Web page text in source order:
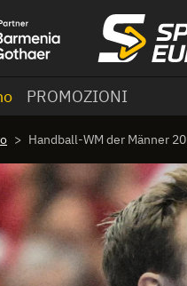
PROMOZIONI
Handball-WM der Männer